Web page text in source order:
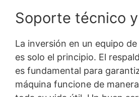
Soporte técnico
La inversión en un equipo
es solo el principio. El
es fundamental para
máquina funcione de